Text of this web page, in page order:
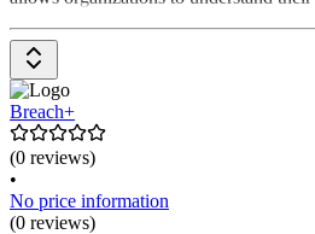
Breach+
(0 reviews)
•
No price information
(0 reviews)